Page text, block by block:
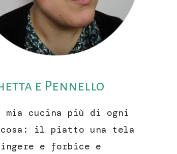
e Pennello
mia cucina più di ogni
il piatto una tela
e forbice e